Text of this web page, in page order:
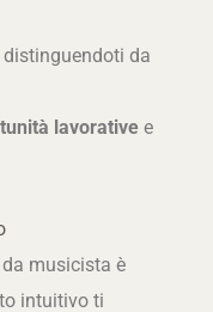
distinguendoti da
lavorative e
musicista è
intuitivo ti